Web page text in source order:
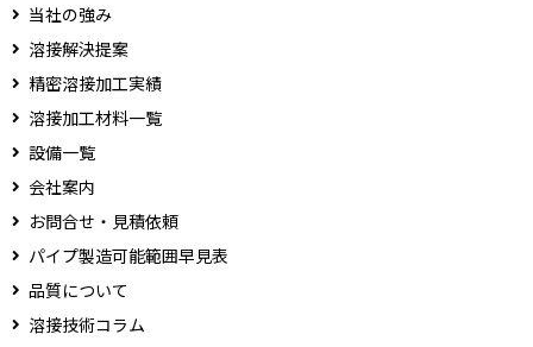
当社の強み
溶接解決提案
精密溶接加工実績
溶接加工材料一覧
設備一覧
会社案内
お問合せ・見積依頼
パイプ製造可能範囲早見表
品質について
溶接技術コラム